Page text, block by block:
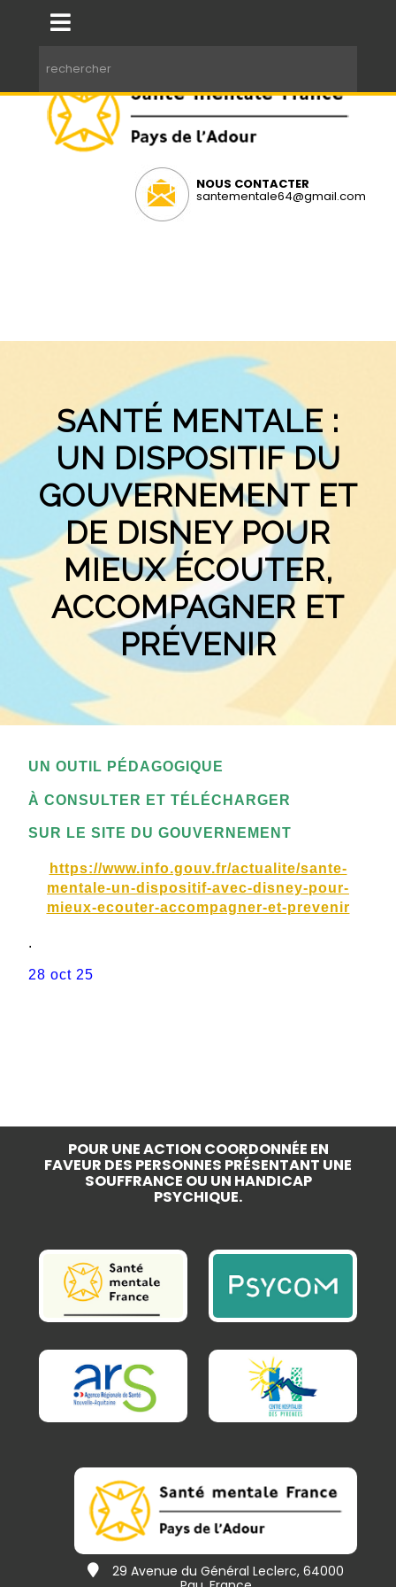
NOUS CONTACTER
santementale64@gmail.com
SANTÉ MENTALE :
UN DISPOSITIF DU
GOUVERNEMENT ET
DE DISNEY POUR
MIEUX ÉCOUTER,
ACCOMPAGNER ET
PRÉVENIR
UN OUTIL PÉDAGOGIQUE
À CONSULTER ET TÉLÉCHARGER
SUR LE SITE DU GOUVERNEMENT
https://www.info.gouv.fr/actualite/sante-
mentale-un-dispositif-avec-disney-pour-
mieux-ecouter-accompagner-et-prevenir
.
28 oct 25
POUR UNE ACTION COORDONNÉE EN
FAVEUR DES PERSONNES PRÉSENTANT UNE
SOUFFRANCE OU UN HANDICAP
PSYCHIQUE.
29 Avenue du Général Leclerc, 64000